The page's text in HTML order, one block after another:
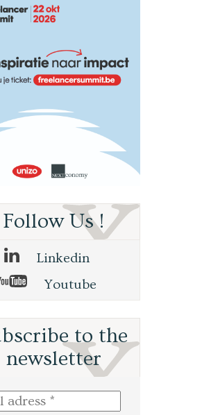
Follow Us !
Linkedin
Youtube
to the
newsletter